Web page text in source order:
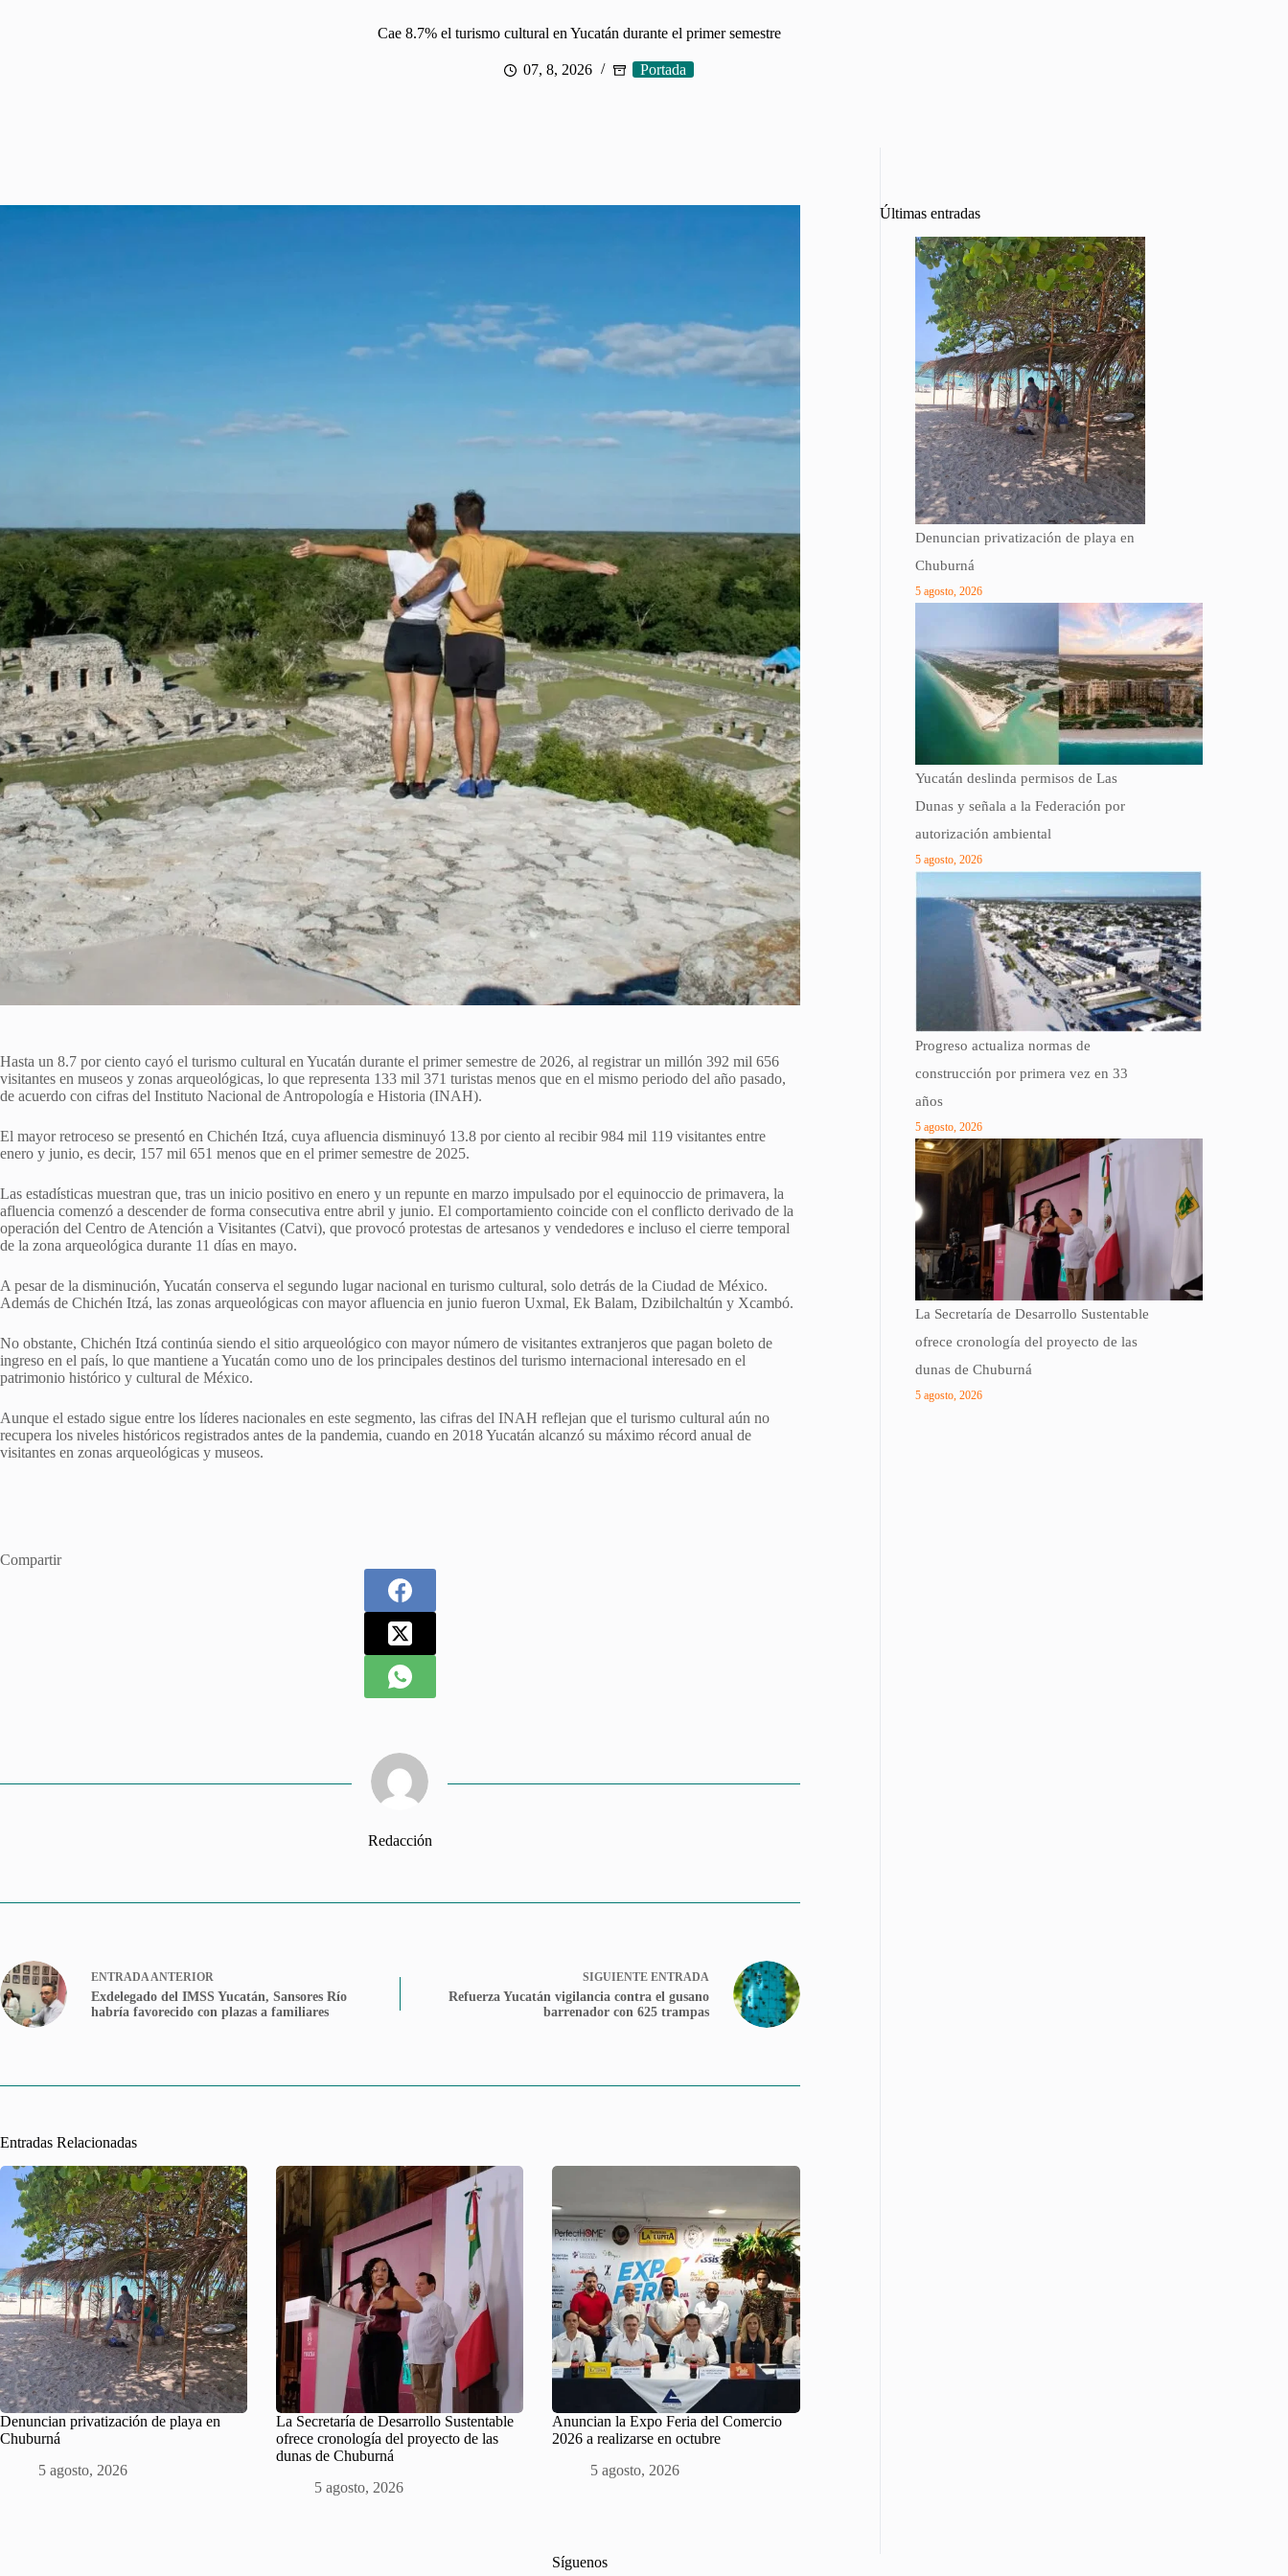
Cae 8.7% el turismo cultural en Yucatán durante el primer semestre
07, 8, 2026 Portada
Hasta un 8.7 por ciento cayó el turismo cultural en Yucatán durante el primer semestre de 2026, al registrar un millón 392 mil 656
visitantes en museos y zonas arqueológicas, lo que representa 133 mil 371 turistas menos que en el mismo periodo del año pasado,
de acuerdo con cifras del Instituto Nacional de Antropología e Historia (INAH).
El mayor retroceso se presentó en Chichén Itzá, cuya afluencia disminuyó 13.8 por ciento al recibir 984 mil 119 visitantes entre
enero y junio, es decir, 157 mil 651 menos que en el primer semestre de 2025.
Las estadísticas muestran que, tras un inicio positivo en enero y un repunte en marzo impulsado por el equinoccio de primavera, la
afluencia comenzó a descender de forma consecutiva entre abril y junio. El comportamiento coincide con el conflicto derivado de la
operación del Centro de Atención a Visitantes (Catvi), que provocó protestas de artesanos y vendedores e incluso el cierre temporal
de la zona arqueológica durante 11 días en mayo.
A pesar de la disminución, Yucatán conserva el segundo lugar nacional en turismo cultural, solo detrás de la Ciudad de México.
Además de Chichén Itzá, las zonas arqueológicas con mayor afluencia en junio fueron Uxmal, Ek Balam, Dzibilchaltún y Xcambó.
No obstante, Chichén Itzá continúa siendo el sitio arqueológico con mayor número de visitantes extranjeros que pagan boleto de
ingreso en el país, lo que mantiene a Yucatán como uno de los principales destinos del turismo internacional interesado en el
patrimonio histórico y cultural de México.
Aunque el estado sigue entre los líderes nacionales en este segmento, las cifras del INAH reflejan que el turismo cultural aún no
recupera los niveles históricos registrados antes de la pandemia, cuando en 2018 Yucatán alcanzó su máximo récord anual de
visitantes en zonas arqueológicas y museos.
Compartir
Redacción
ENTRADAANTERIOR
Exdelegado del IMSS Yucatán, Sansores Río
habría favorecido con plazas a familiares
SIGUIENTE ENTRADA
Refuerza Yucatán vigilancia contra el gusano
barrenador con 625 trampas
Entradas Relacionadas
Denuncian privatización de playa en
Chuburná
5 agosto, 2026
La Secretaría de Desarrollo Sustentable
ofrece cronología del proyecto de las
dunas de Chuburná
5 agosto, 2026
Anuncian la Expo Feria del Comercio
2026 a realizarse en octubre
5 agosto, 2026
Últimas entradas
Denuncian privatización de playa en
Chuburná
5 agosto, 2026
Yucatán deslinda permisos de Las
Dunas y señala a la Federación por
autorización ambiental
5 agosto, 2026
Progreso actualiza normas de
construcción por primera vez en 33
años
5 agosto, 2026
La Secretaría de Desarrollo Sustentable
ofrece cronología del proyecto de las
dunas de Chuburná
5 agosto, 2026
Síguenos